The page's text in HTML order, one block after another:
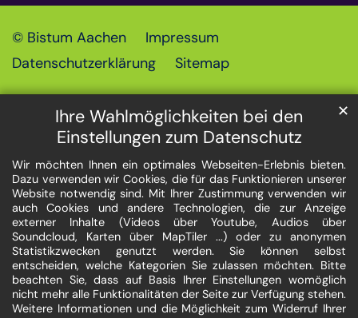
Ihre Wahlmöglichkeiten bei den
Einstellungen zum Datenschutz
Wir möchten Ihnen ein optimales Webseiten-Erlebnis bieten.
Dazu verwenden wir Cookies, die für das Funktionieren unserer
Website notwendig sind. Mit Ihrer Zustimmung verwenden wir
auch Cookies und andere Technologien, die zur Anzeige
externer Inhalte (Videos über Youtube, Audios über
Soundcloud, Karten über MapTiler ...) oder zu anonymen
Statistikzwecken genutzt werden. Sie können selbst
entscheiden, welche Kategorien Sie zulassen möchten. Bitte
beachten Sie, dass auf Basis Ihrer Einstellungen womöglich
nicht mehr alle Funktionalitäten der Seite zur Verfügung stehen.
Weitere Informationen und die Möglichkeit zum Widerruf Ihrer
✕
© Bistum Aachen
Impressum
Datenschutzerklärung
Sitemap